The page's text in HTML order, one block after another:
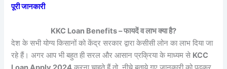
पूरी जानकारी
KKC Loan Benefits – फायदें व लाभ क्या है?
देश के सभी योग्य किसानों को केंद्र सरकार द्वारा केसीसी लोन का लाभ दिया जा
रहे हैं। अगर आप भी बहुत ही सरल और आसान प्रक्रिया के माध्यम से KCC